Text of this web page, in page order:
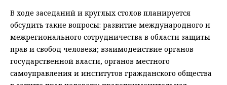
В ходе заседаний и круглых столов планируется
обсудить такие вопросы: развитие международного и
межрегионального сотрудничества в области защиты
прав и свобод человека; взаимодействие органов
государственной власти, органов местного
самоуправления и институтов гражданского общества